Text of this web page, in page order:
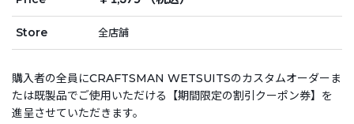
Store 全店舗
購入者の全員にCRAFTSMAN WETSUITSのカスタムオーダーま
たは既製品でご使用いただける【期間限定の割引クーポン券】を
進呈させていただきます。